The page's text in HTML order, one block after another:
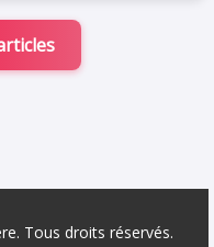
Tous droits réservés.